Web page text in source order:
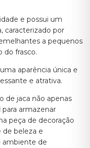
e possui um
caracterizado por
a pequenos
do frasco.
aparência única e
e atrativa.
de jaca não apenas
armazenar
peça de decoração
de beleza e
ambiente de